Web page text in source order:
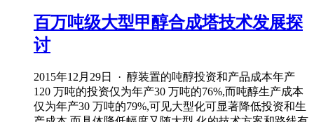
百万吨级大型甲醇合成塔技术发展探
讨
2015年12月29日 · 醇装置的吨醇投资和产品成本年产
120 万吨的投资仅为年产30 万吨的76%,而吨醇生产成本
仅为年产30 万吨的79%,可见大型化可显著降低投资和生